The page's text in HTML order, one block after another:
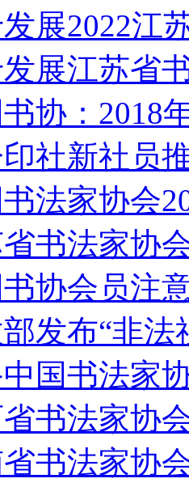
展2022江
展江苏省
协：2018
社新社员
法家协会
书法家协
协会员注
部发布“非
国书法家
书法家协
书法家协